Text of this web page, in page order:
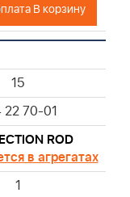
В корзину
15
22 70-01
ROD
в агрегатах
1